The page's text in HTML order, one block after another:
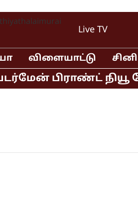
Live TV
விளையாட்டு
பிராண்ட் நியூ